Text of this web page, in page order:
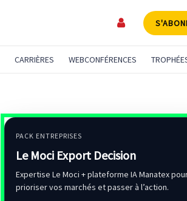
CARRIÈRES WEBCONFÉRENCES
PACK ENTREPRISES
Le Moci Export Decision
Expertise Le Moci + plateforme IA Manatex
prioriser vos marchés et passer à l’action.